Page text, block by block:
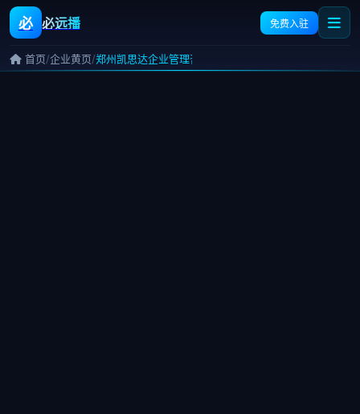
必 必远播 免费入驻
首页/企业黄页/郑州凯思达企业管理咨询有限公司